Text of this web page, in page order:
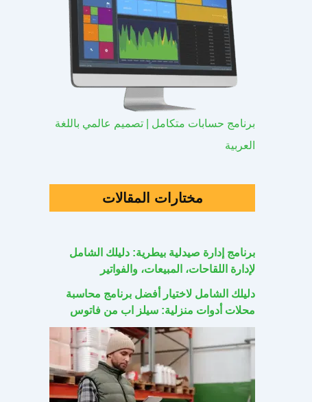
برنامج حسابات متكامل | تصميم عالمي باللغة
العربية
مختارات المقالات
برنامج إدارة صيدلية بيطرية: دليلك الشامل
لإدارة اللقاحات، المبيعات، والفواتير
دليلك الشامل لاختيار أفضل برنامج محاسبة
محلات أدوات منزلية: سيلز اب من فاتوس